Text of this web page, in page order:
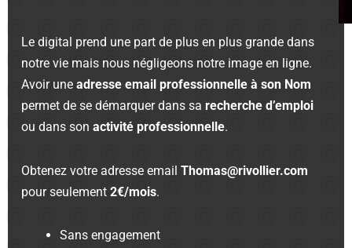
Le digital prend une part de plus en plus grande dans
notre vie mais nous négligeons notre image en ligne.
Avoir uneadresse email professionnelle à son Nom
permet de se démarquer dans sarecherche d’emploi
ou dans sonactivité professionnelle.
Obtenez votre adresse emailThomas@rivollier.com
pour seulement2€/mois.
Sans engagement